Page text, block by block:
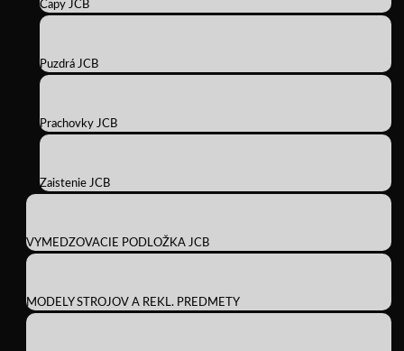
Čapy JCB
Puzdrá JCB
Prachovky JCB
Zaistenie JCB
VYMEDZOVACIE PODLOŽKA JCB
MODELY STROJOV A REKL. PREDMETY